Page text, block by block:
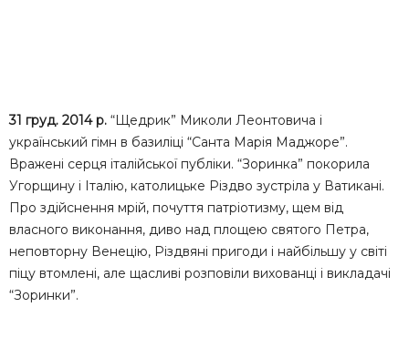
31 груд. 2014 р. “Щедрик” Миколи Леонтовича і
український гімн в базиліці “Санта Марія Маджоре”.
Вражені серця італійської публіки. “Зоринка” покорила
Угорщину і Італію, католицьке Різдво зустріла у Ватикані.
Про здійснення мрій, почуття патріотизму, щем від
власного виконання, диво над площею святого Петра,
неповторну Венецію, Різдвяні пригоди і найбільшу у світі
піцу втомлені, але щасливі розповіли вихованці і викладачі
“Зоринки”.